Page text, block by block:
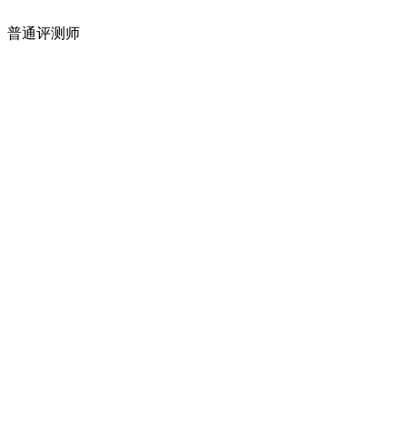
普通评测师